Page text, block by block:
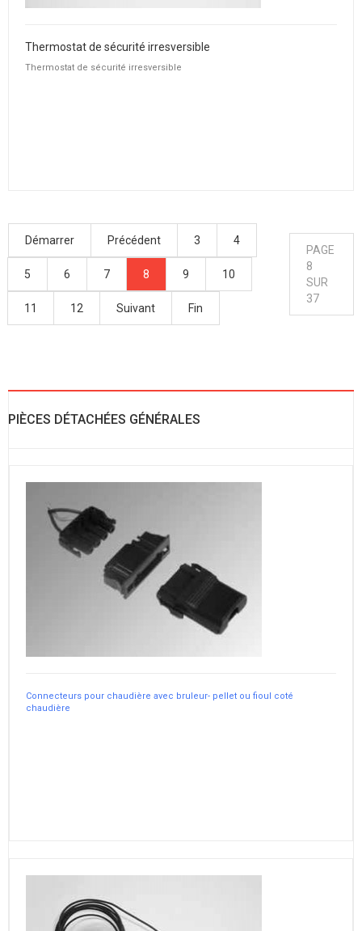
Thermostat de sécurité irresversible
Thermostat de sécurité irresversible
Démarrer Précédent 3 4
5 6 7 8 9 10
11 12 Suivant Fin
PAGE
8
SUR
37
PIÈCES DÉTACHÉES GÉNÉRALES
Connecteurs pour chaudière avec bruleur- pellet ou fioul coté
chaudière